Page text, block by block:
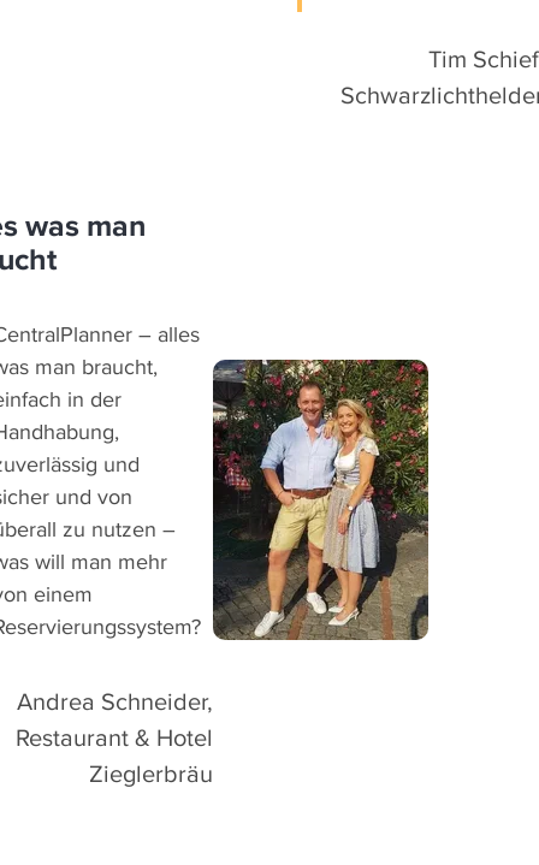
Tim
was man
– alles
man braucht,
in der
und
und von
zu nutzen –
will man mehr
einem
Andrea Schneider,
Restaurant & Hotel
Zieglerbräu